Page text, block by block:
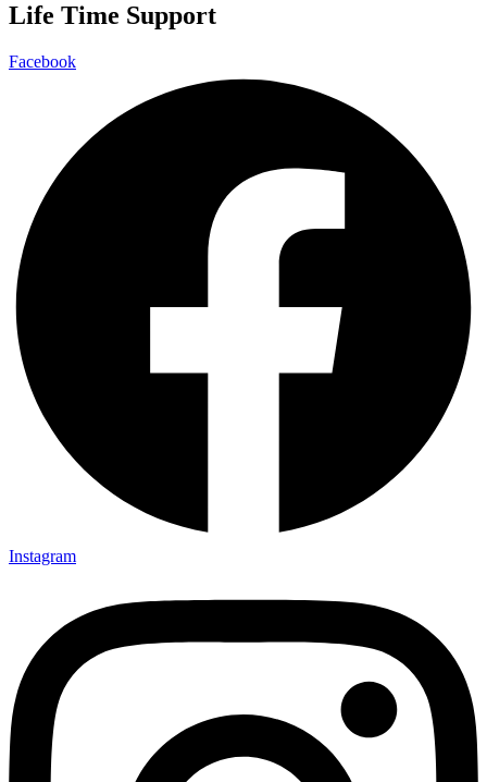
Life Time Support
Facebook
Instagram